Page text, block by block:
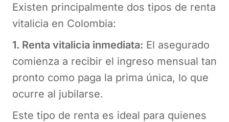
Existen principalmente dos tipos de renta
vitalicia en Colombia:
1. Renta vitalicia inmediata: El asegurado
comienza a recibir el ingreso mensual tan
pronto como paga la prima única, lo que
ocurre al jubilarse.
Este tipo de renta es ideal para quienes